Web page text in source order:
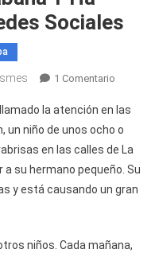
Sociales
1 ComentarioEn
Cubano
Que
Limpia
En
Y
la atención en las
un niño de unos ocho o
en las calles de La
a su hermano pequeño. Su
y está causando un gran
niños. Cada mañana,